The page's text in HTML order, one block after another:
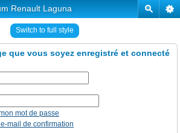
Renault Laguna
Switch to full style
que vous soyez enregistré et connecté
mot de passe
mail de confirmation